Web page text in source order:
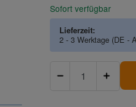
Sofort verfügbar
Lieferzeit:
2 - 3 Werktage (DE -